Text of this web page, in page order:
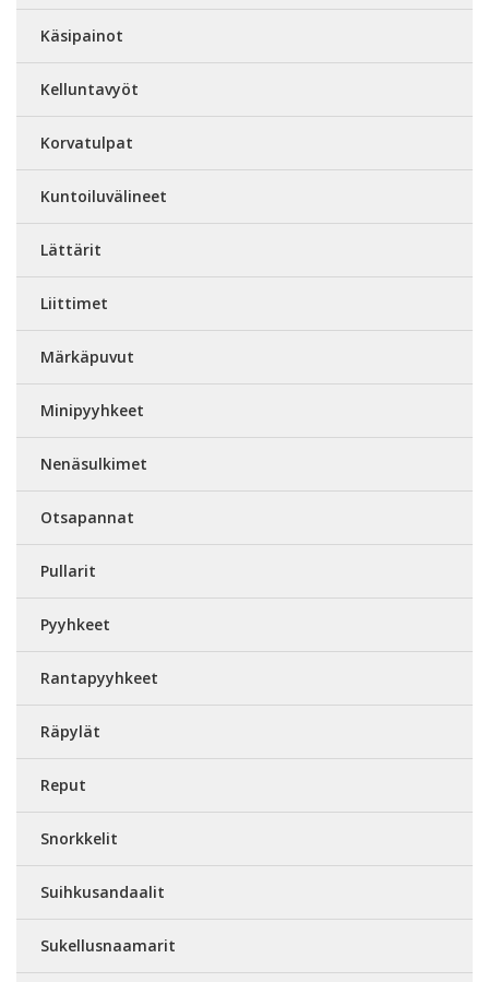
Käsipainot
Kelluntavyöt
Korvatulpat
Kuntoiluvälineet
Lättärit
Liittimet
Märkäpuvut
Minipyyhkeet
Nenäsulkimet
Otsapannat
Pullarit
Pyyhkeet
Rantapyyhkeet
Räpylät
Reput
Snorkkelit
Suihkusandaalit
Sukellusnaamarit